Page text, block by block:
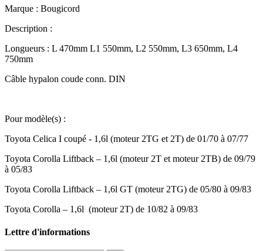
Marque : Bougicord
Description :
Longueurs : L 470mm L1 550mm, L2 550mm, L3 650mm, L4
750mm
Câble hypalon coude conn. DIN
Pour modèle(s) :
Toyota Celica I coupé - 1,6l (moteur 2TG et 2T) de 01/70 à 07/77
Toyota Corolla Liftback – 1,6l (moteur 2T et moteur 2TB) de 09/79
à 05/83
Toyota Corolla Liftback – 1,6l GT (moteur 2TG) de 05/80 à 09/83
Toyota Corolla – 1,6l (moteur 2T) de 10/82 à 09/83
Lettre d'informations